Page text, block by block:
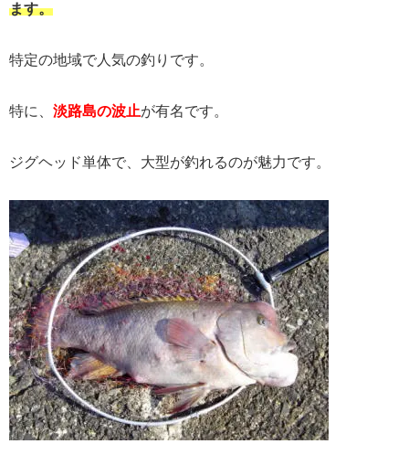
ます。
特定の地域で人気の釣りです。
特に、 淡路島の波止が有名です。
ジグヘッド単体で、大型が釣れるのが魅力です。